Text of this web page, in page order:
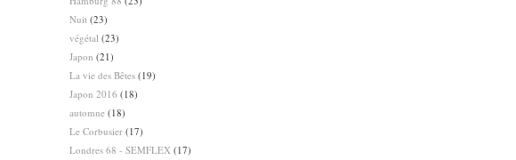
Nuit (23)
végétal (23)
Japon (21)
La vie des Bêtes (19)
Japon 2016 (18)
automne (18)
Le Corbusier (17)
Londres 68 - SEMFLEX (17)